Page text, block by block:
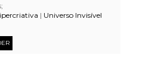
| Universo Invisível